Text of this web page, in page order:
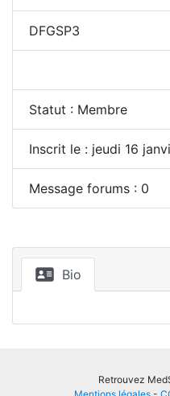
DFGSP3
Statut : Membre
Inscrit le : jeudi 16
Message forums : 0
Bio
Retrouvez